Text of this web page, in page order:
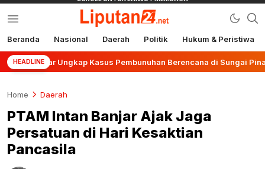
liputan24.net
Beranda Nasional Daerah Politik Hukum & Peristiwa
HEADLINE
Ungkap Kasus Pembunuhan Berencana di Sungai Pinang
Home Daerah
PTAM Intan Banjar Ajak Jaga
Persatuan di Hari Kesaktian
Pancasila